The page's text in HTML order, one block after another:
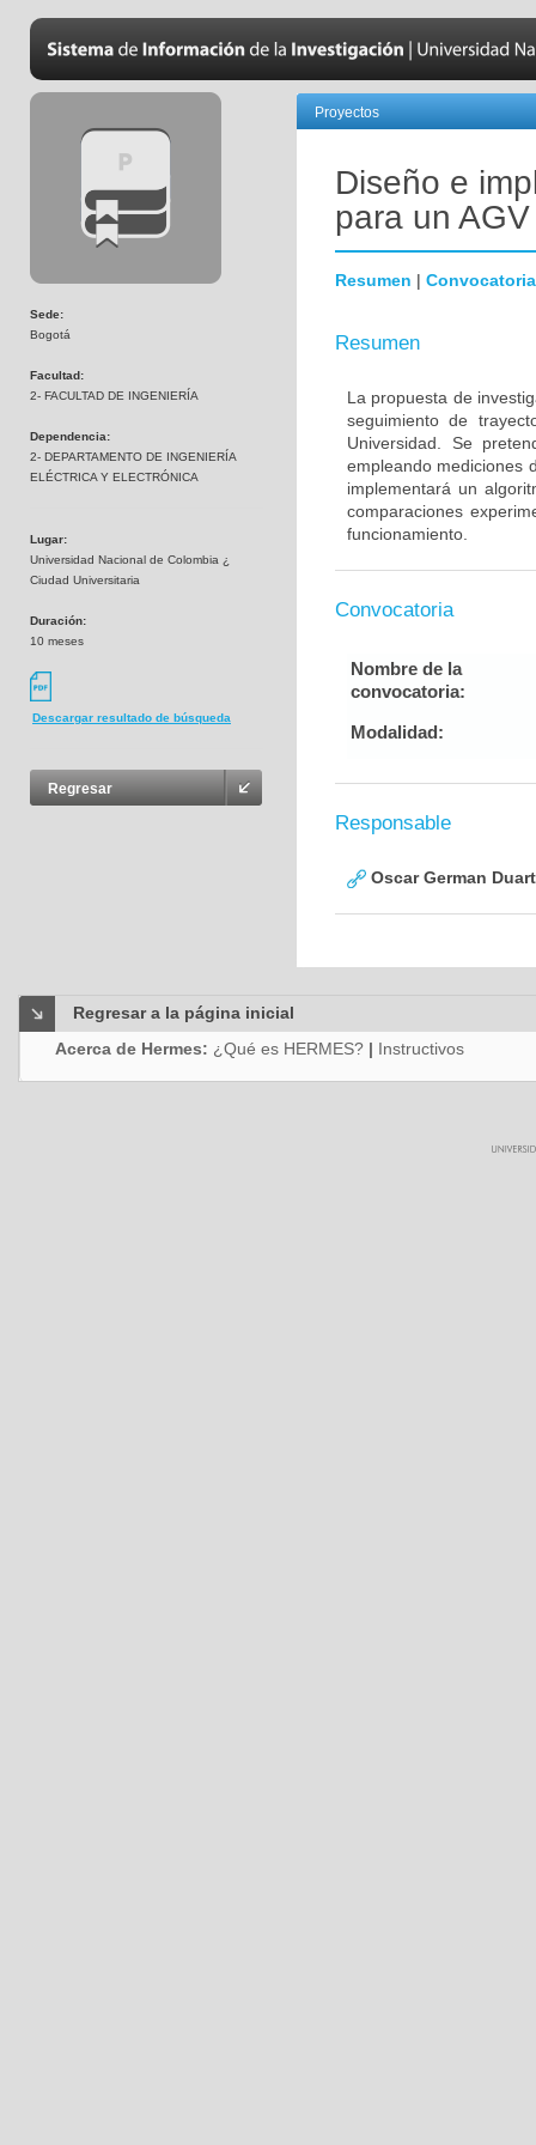
Sede:
Bogotá
Facultad:
2- FACULTAD DE INGENIERÍA
Dependencia:
2- DEPARTAMENTO DE INGENIERÍA
ELÉCTRICA Y ELECTRÓNICA
Lugar:
Universidad Nacional de Colombia ¿
Ciudad Universitaria
Duración:
10 meses
Descargar resultado de búsqueda
Regresar
Proyectos
Diseño e
para un AGV
Resumen | Convocatoria
Resumen
La propuesta de
seguimiento de
Universidad. Se
empleando mediciones
implementará un
comparaciones
funcionamiento.
Convocatoria
Nombre de la
convocatoria:
Modalidad:
Responsable
Oscar German
Regresar a la página inicial
Acerca de Hermes: ¿Qué es HERMES? | Instructivos